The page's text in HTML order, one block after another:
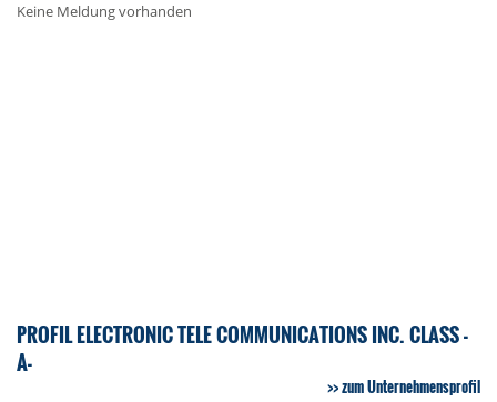
Keine Meldung vorhanden
PROFIL ELECTRONIC TELE COMMUNICATIONS INC. CLASS -
A-
zum Unternehmensprofil